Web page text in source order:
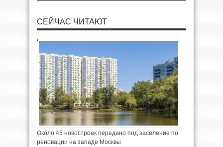
СЕЙЧАС ЧИТАЮТ
Около 45 новостроек передано под заселение по
реновации на западе Москвы